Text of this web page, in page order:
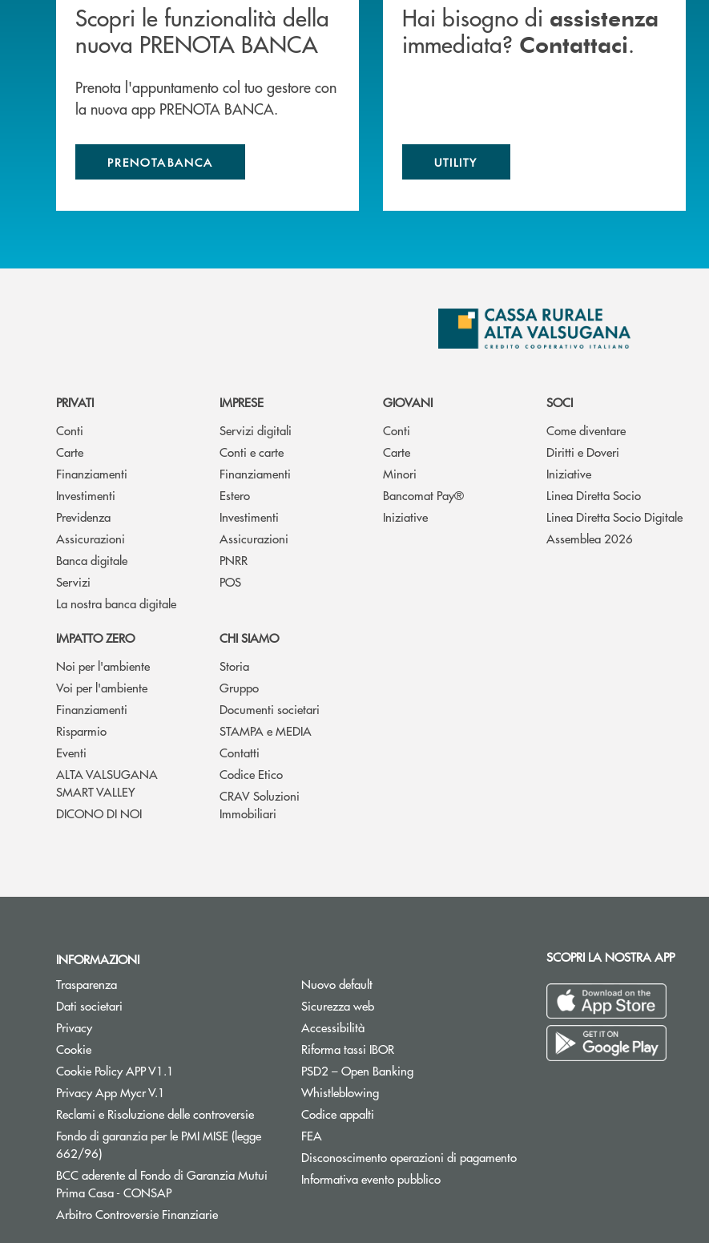
Scopri le funzionalità della
nuova PRENOTA BANCA
Prenota l'appuntamento col tuo gestore con
la nuova app PRENOTA BANCA.
PRENOTABANCA
Hai bisogno di assistenza
immediata? Contattaci.
UTILITY
PRIVATI
Conti
Carte
Finanziamenti
Investimenti
Previdenza
Assicurazioni
Banca digitale
Servizi
La nostra banca digitale
IMPRESE
Servizi digitali
Conti e carte
Finanziamenti
Estero
Investimenti
Assicurazioni
PNRR
POS
GIOVANI
Conti
Carte
Minori
Bancomat Pay®
Iniziative
SOCI
Come diventare
Diritti e Doveri
Iniziative
Linea Diretta Socio
Linea Diretta Socio Digitale
Assemblea 2026
IMPATTO ZERO
Noi per l'ambiente
Voi per l'ambiente
Finanziamenti
Risparmio
Eventi
ALTA VALSUGANA
SMART VALLEY
DICONO DI NOI
CHI SIAMO
Storia
Gruppo
Documenti societari
STAMPA e MEDIA
Contatti
Codice Etico
CRAV Soluzioni
Immobiliari
INFORMAZIONI
Trasparenza
Dati societari
Privacy
Cookie
Cookie Policy APP V1.1
Privacy App Mycr V.1
Reclami e Risoluzione delle controversie
Fondo di garanzia per le PMI MISE (legge
662/96)Apre una nuova finestra
BCC aderente al Fondo di Garanzia Mutui
Prima Casa - CONSAPApre una nuova finestra
Arbitro Controversie FinanziarieApre una nuova finestra
Nuovo default
Sicurezza web
Accessibilità
Riforma tassi IBOR
PSD2 – Open BankingApre una nuova finestra
Whistleblowing
Codice appalti
FEA
Disconoscimento operazioni di pagamentoApre una nuova finestra
Informativa evento pubblico
SCOPRI LA NOSTRA APP